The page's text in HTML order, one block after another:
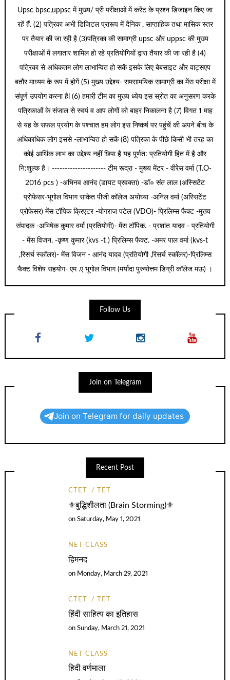
Upsc bpsc,uppsc में मुख्य/ प्री परीक्षाओं में करेंट के प्रश्न डिजाइन किए जा
रहें हैं. (2) पत्रिका अभी डिजिटल प्रारूप में दैनिक , साप्ताहिक तथा मासिक स्तर
पर तैयार की जा रही है (3)पत्रिका की सामाग्री upsc और uppsc की मुख्य
परीक्षाओं में लगातार शामिल हो रहे प्रतियोगियों द्वारा तैयार की जा रही है (4)
पत्रिका से अधिकतम लोग लाभान्वित हो सकें इसके लिए बेबसाइट और वाट्सएप
बतौर माध्यम के रूप में होगें (5) मुख्य उद्देश्य- समसामयिक सामाग्री का मेंस परीक्षा में
संपूर्ण उपयोग करना हैl (6) हमारी टीम का मुख्य ध्येय इस स्रोत का अनुसरण करके
पत्रिकाओं के संजाल से स्वयं व आप लोगों को बाहर निकालना है (7) विगत 1 माह
से यह के सफल प्रयोग के पश्चात हम लोग इस निष्कर्ष पर पहुंचें की अपने बीच के
अधिकाधिक लोग इससे -लाभान्वित हो सकें (8) पत्रिका के पीछे किसी भी तरह का
कोई आर्थिक लाभ का उद्देश्य नहीं छिपा है यह पूर्णत: प्रतियोगी हित में है और
नि:शुल्क है। --------------------- टीम रूद्रा - मुख्य मेंटर - वीरेेस वर्मा (T.O-
2016 pcs ) -अभिनव आनंद (डायट प्रवक्ता) -डॉ० संत लाल (अस्सिटेंट
प्रोफेसर-भूगोल विभाग साकेत पीजी कॉलेज अयोघ्या -अनिल वर्मा (अस्सिटेंट
प्रोफेसर) मेंस टॉपिक क्रिएटर -योगराज पटेल (VDO)- प्रिलिम्स फैक्ट -मुख्य
संपादक -अभिषेक कुमार वर्मा (प्रतियोगी)- मेंस टॉपिक. - प्रशांत यादव - प्रतियोगी
- मेंस विजन. -कृष्ण कुमार (kvs -t ) प्रिलिम्स फैक्ट. -अमर पाल वर्मा (kvs-t
,रिसर्च स्कॉलर)- मेंस विजन - आनंद यादव (प्रतियोगी ,रिसर्च स्कॉलर)-प्रिलिम्स
फैक्ट विशेष सहयोग- एम .ए भूगोल विभाग (मर्यादा पुरुषोत्तम डिग्री कॉलेज मऊ) ।
Follow Us
Join on Telegram
Join on Telegram for daily updates
Recent Post
CTET TET
⚜️बुद्धिशीलता (Brain Storming)⚜️
onSaturday, May 1, 2021
NET CLASS
हिमनद
on Monday, March 29, 2021
CTET TET
हिंदी साहित्य का इतिहास
onSunday, March 21, 2021
NET CLASS
हिदी वर्णमाला